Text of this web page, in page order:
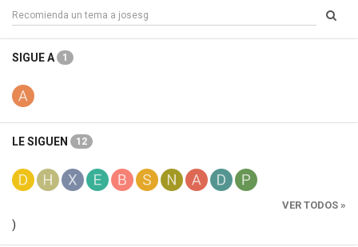
SIGUE A 1
LE SIGUEN 12
VER TODOS »
)